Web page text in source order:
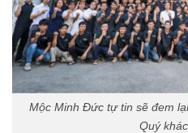
Mộc Minh Đức tự tin sẽ đem
Quý